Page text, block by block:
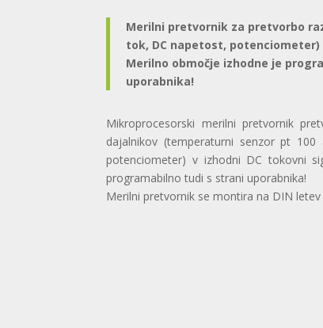
Merilni pretvornik za pretvorbo
tok, DC napetost, potenciometer)
Merilno območje izhodne je
uporabnika!
Mikroprocesorski merilni pretvornik
dajalnikov (temperaturni senzor pt
potenciometer) v izhodni DC tokovni
programabilno tudi s strani uporabnika!
Merilni pretvornik se montira na DIN